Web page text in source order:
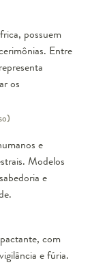
possuem
Entre
os
e
Modelos
e
com
e fúria.